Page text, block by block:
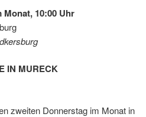
Monat, 10:00 Uhr
IN MURECK
zweiten Donnerstag im Monat in